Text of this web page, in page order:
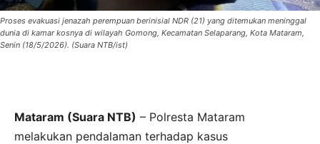
Proses evakuasi jenazah perempuan berinisial NDR (21) yang ditemukan meninggal
dunia di kamar kosnya di wilayah Gomong, Kecamatan Selaparang, Kota Mataram,
Senin (18/5/2026). (Suara NTB/ist)
Mataram (Suara NTB) – Polresta Mataram
melakukan pendalaman terhadap kasus